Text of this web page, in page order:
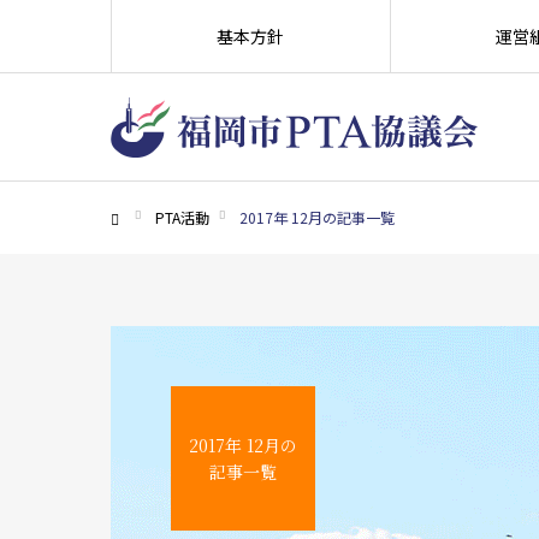
基本方針 運営
PTA活動 2017年 12月の記事一覧
2017年 12月の
記事一覧